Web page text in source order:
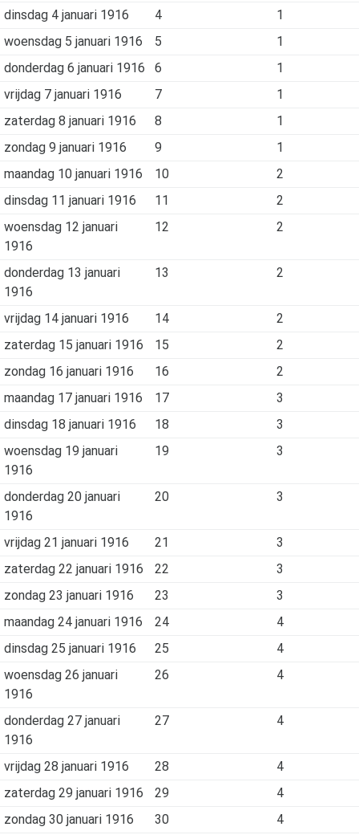
dinsdag 4 januari 1916
4
1
woensdag 5 januari 1916
5
1
donderdag 6 januari 1916
6
1
vrijdag 7 januari 1916
7
1
zaterdag 8 januari 1916
8
1
zondag 9 januari 1916
9
1
maandag 10 januari 1916
10
2
dinsdag 11 januari 1916
11
2
woensdag 12 januari
1916
12 2
donderdag 13 januari
1916
13 2
vrijdag 14 januari 1916 14
2
zaterdag 15 januari 1916
15
2
zondag 16 januari 1916
16
2
maandag 17 januari 1916
17
3
dinsdag 18 januari 1916
18
3
woensdag 19 januari
1916
19 3
donderdag 20 januari
1916
20 3
vrijdag 21 januari 1916 21
3
zaterdag 22 januari 1916
22
3
zondag 23 januari 1916
23
3
maandag 24 januari 1916
24
4
dinsdag 25 januari 1916
25
4
woensdag 26 januari
1916
26 4
donderdag 27 januari
1916
27 4
vrijdag 28 januari 1916 28
4
zaterdag 29 januari 1916
29
4
zondag 30 januari 1916
30
4